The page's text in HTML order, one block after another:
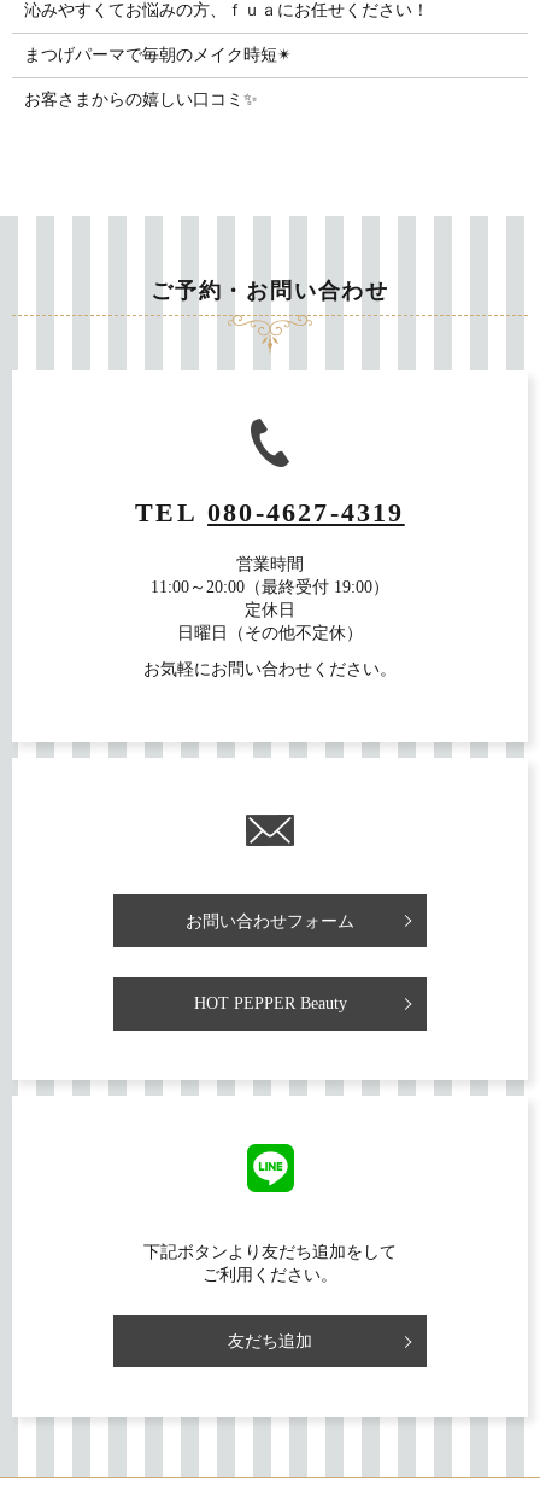
沁みやすくてお悩みの方、ｆｕａにお任せください！
まつげパーマで毎朝のメイク時短✴︎
お客さまからの嬉しい口コミ✨
ご予約・お問い合わせ
TEL080-4627-4319
営業時間
11:00～20:00（最終受付 19:00）
定休日
日曜日（その他不定休）
お気軽にお問い合わせください。
お問い合わせフォーム
HOT PEPPER Beauty
下記ボタンより友だち追加をして
ご利用ください。
友だち追加